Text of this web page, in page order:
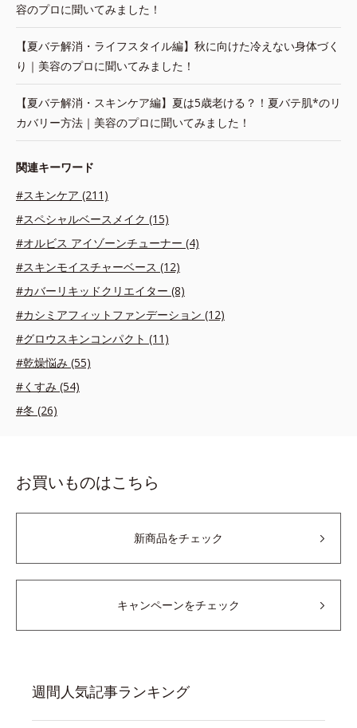
容のプロに聞いてみました！
【夏バテ解消・ライフスタイル編】秋に向けた冷えない身体づく
り｜美容のプロに聞いてみました！
【夏バテ解消・スキンケア編】夏は5歳老ける？！夏バテ肌*のリ
カバリー方法｜美容のプロに聞いてみました！
関連キーワード
#スキンケア (211)
#スペシャルベースメイク (15)
#オルビス アイゾーンチューナー (4)
#スキンモイスチャーベース (12)
#カバーリキッドクリエイター (8)
#カシミアフィットファンデーション (12)
#グロウスキンコンパクト (11)
#乾燥悩み (55)
#くすみ (54)
#冬 (26)
お買いものはこちら
新商品をチェック
キャンペーンをチェック
週間人気記事ランキング